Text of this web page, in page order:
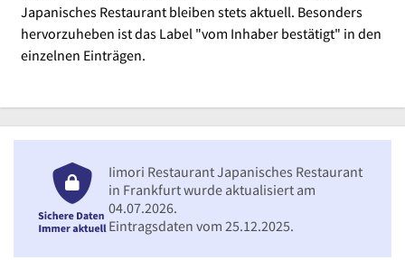
Japanisches Restaurant bleiben stets aktuell. Besonders
hervorzuheben ist das Label "vom Inhaber bestätigt" in den
einzelnen Einträgen.
Iimori Restaurant Japanisches Restaurant
in Frankfurt wurde aktualisiert am
04.07.2026.
Eintragsdaten vom 25.12.2025.